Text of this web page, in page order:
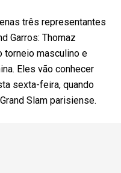
três representantes
Garros: Thomaz
torneio masculino e
Eles vão conhecer
sexta-feira, quando
Slam parisiense.